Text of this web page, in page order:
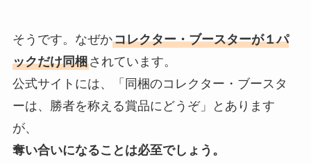
そうです。なぜかコレクター・ブースターが１パ
ックだけ同梱されています。
公式サイトには、「同梱のコレクター・ブースタ
ーは、勝者を称える賞品にどうぞ」とあります
が、
奪い合いになることは必至でしょう。